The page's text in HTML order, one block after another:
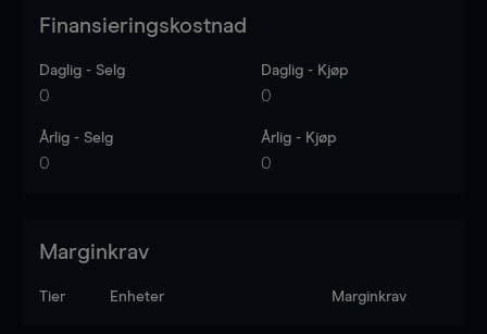
Finansieringskostnad
Daglig - Selg
0
Daglig - Kjøp
0
Årlig - Selg
0
Årlig - Kjøp
0
Marginkrav
Tier Enheter Marginkrav